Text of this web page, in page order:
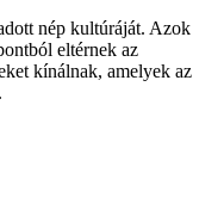
nép kultúráját. Azok
eltérnek az
kínálnak, amelyek az